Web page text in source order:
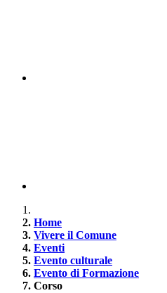
Home
Vivere il Comune
Eventi
Evento culturale
Evento di Formazione
Corso